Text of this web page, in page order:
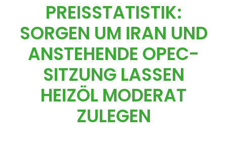
PORTFOLIO
ÜBER UNS
KARRIERE
PREISSTATISTIK:
SORGEN UM IRAN UND
ANSTEHENDE OPEC-
SITZUNG LASSEN
HEIZÖL MODERAT
ZULEGEN